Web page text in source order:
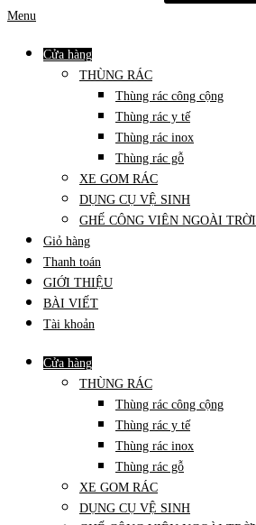
Menu
Cửa hàng
THÙNG RÁC
Thùng rác công cộng
Thùng rác y tế
Thùng rác inox
Thùng rác gỗ
XE GOM RÁC
DỤNG CỤ VỆ SINH
GHẾ CÔNG VIÊN NGOÀI TRỜI
Giỏ hàng
Thanh toán
GIỚI THIỆU
BÀI VIẾT
Tài khoản
Cửa hàng
THÙNG RÁC
Thùng rác công cộng
Thùng rác y tế
Thùng rác inox
Thùng rác gỗ
XE GOM RÁC
DỤNG CỤ VỆ SINH